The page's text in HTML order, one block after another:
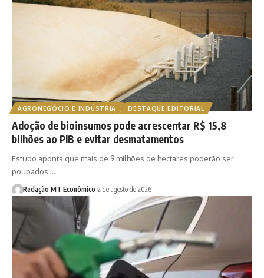
AGRONEGÓCIO E INDÚSTRIA DESTAQUE EDITORIAL
Adoção de bioinsumos pode acrescentar R$ 15,8
bilhões ao PIB e evitar desmatamentos
Estudo aponta que mais de 9 milhões de hectares poderão ser
poupados.…
Redação MT Econômico 2 de agosto de 2026